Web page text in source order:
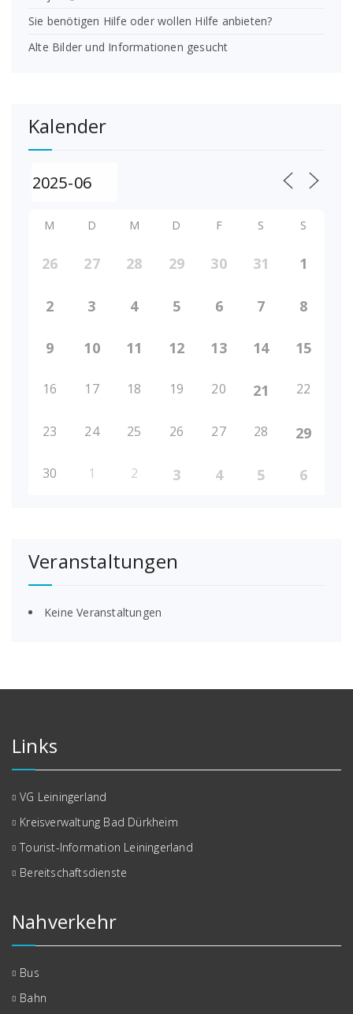
Sie benötigen Hilfe oder wollen Hilfe anbieten?
Alte Bilder und Informationen gesucht
Kalender
M D M D F S S
26 27 28 29 30 31 1
2 3 4 5 6 7 8
9 10 11 12 13 14 15
16 17 18 19 20 21 22
23 24 25 26 27 28 29
30 1 2 3 4 5 6
Veranstaltungen
Keine Veranstaltungen
Links
VG Leiningerland
Kreisverwaltung Bad Dürkheim
Tourist-Information Leiningerland
Bereitschaftsdienste
Nahverkehr
Bus
Bahn